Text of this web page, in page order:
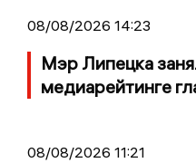
08/08/2026 14:23
Мэр Липецка
медиарейтинге
08/08/2026 11:21